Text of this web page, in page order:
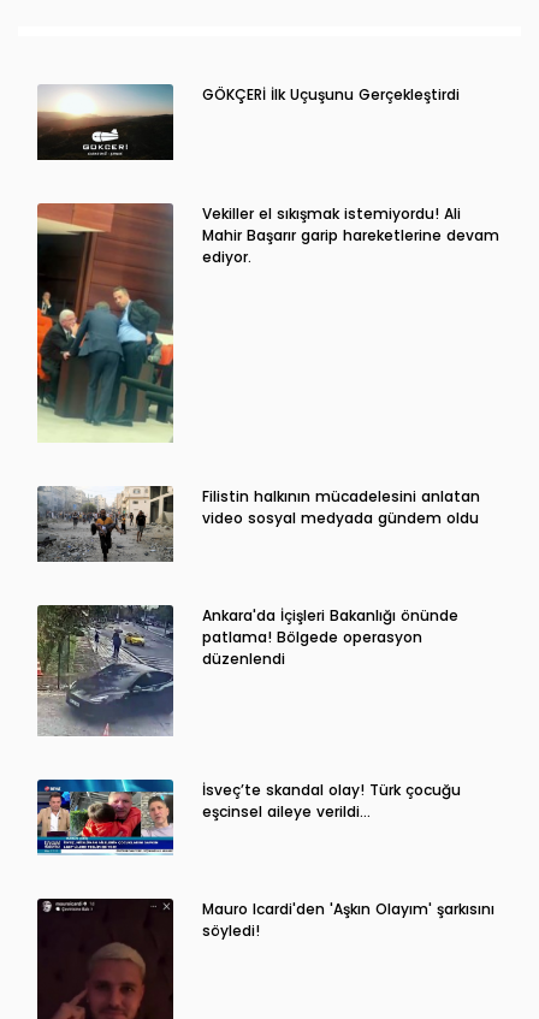
GÖKÇERİ İlk Uçuşunu Gerçekleştirdi
Vekiller el sıkışmak istemiyordu! Ali
Mahir Başarır garip hareketlerine devam
ediyor.
Filistin halkının mücadelesini anlatan
video sosyal medyada gündem oldu
Ankara'da İçişleri Bakanlığı önünde
patlama! Bölgede operasyon
düzenlendi
İsveç’te skandal olay! Türk çocuğu
eşcinsel aileye verildi…
Mauro Icardi'den 'Aşkın Olayım' şarkısını
söyledi!